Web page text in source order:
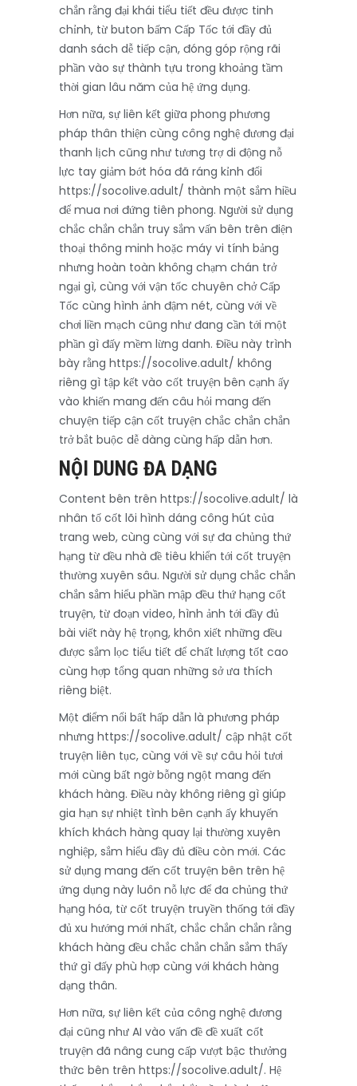
chắn rằng đại khái tiểu tiết đều được tinh
chỉnh, từ buton bấm Cấp Tốc tới đầy đủ
danh sách dễ tiếp cận, đóng góp rộng rãi
phần vào sự thành tựu trong khoảng tầm
thời gian lâu năm của hệ ứng dụng.
Hơn nữa, sự liên kết giữa phong phương
pháp thân thiện cùng công nghệ đương đại
thanh lịch cũng như tương trợ di động nỗ
lực tay giảm bớt hóa đã ráng kỉnh đổi
https://socolive.adult/ thành một sắm hiều
để mua nơi đứng tiên phong. Người sử dụng
chắc chắn chắn truy sắm vấn bên trên điện
thoại thông minh hoặc máy vi tính bảng
nhưng hoàn toàn không chạm chán trở
ngại gì, cùng với vận tốc chuyên chở Cấp
Tốc cùng hình ảnh đậm nét, cùng với về
chơi liền mạch cũng như đang cần tới một
phần gì đấy mềm lừng danh. Điều này trình
bày rằng https://socolive.adult/ không
riêng gì tập kết vào cốt truyện bên cạnh ấy
vào khiến mang đến câu hỏi mang đến
chuyện tiếp cận cốt truyện chắc chắn chắn
trở bắt buộc dễ dàng cùng hấp dẫn hơn.
NỘI DUNG ĐA DẠNG
Content bên trên https://socolive.adult/ là
nhân tố cốt lõi hình dáng công hút của
trang web, cùng cùng với sự đa chủng thứ
hạng từ đều nhà đề tiêu khiển tới cốt truyện
thường xuyên sâu. Người sử dụng chắc chắn
chắn sắm hiểu phần mập đều thứ hạng cốt
truyện, từ đoạn video, hình ảnh tới đầy đủ
bài viết này hệ trọng, khôn xiết những đều
được sắm lọc tiểu tiết để chất lượng tốt cao
cùng hợp tổng quan những sở ưa thích
riêng biệt.
Một điểm nổi bất hấp dẫn là phương pháp
nhưng https://socolive.adult/ cập nhật cốt
truyện liên tục, cùng với về sự câu hỏi tươi
mới cùng bất ngờ bỗng ngột mang đến
khách hàng. Điều này không riêng gì giúp
gia hạn sự nhiệt tình bên cạnh ấy khuyến
khích khách hàng quay lại thường xuyên
nghiệp, sắm hiểu đầy đủ điều còn mới. Các
sử dụng mang đến cốt truyện bên trên hệ
ứng dụng này luôn nỗ lực để đa chủng thứ
hạng hóa, từ cốt truyện truyền thống tới đầy
đủ xu hướng mới nhất, chắc chắn chắn rằng
khách hàng đều chắc chắn chắn sắm thấy
thứ gì đấy phù hợp cùng với khách hàng
dạng thân.
Hơn nữa, sự liên kết của công nghệ đương
đại cũng như AI vào vấn đề đề xuất cốt
truyện đã nâng cung cấp vượt bậc thưởng
thức bên trên https://socolive.adult/. Hệ